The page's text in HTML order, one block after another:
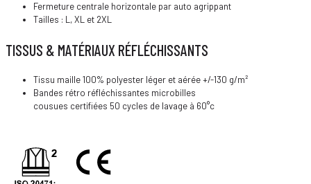
Fermeture centrale horizontale par auto agrippant
Tailles : L, XL et 2XL
TISSUS & MATÉRIAUX RÉFLÉCHISSANTS
Tissu maille 100% polyester léger et aérée +/-130 g/m²
Bandes rétro réfléchissantes microbilles
cousues certifiées 50 cycles de lavage à 60°c